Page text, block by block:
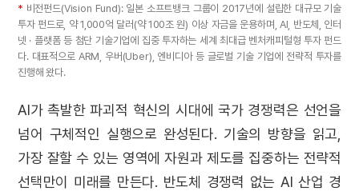
* 비전펀드(Vision Fund): 일본 소프트뱅크 그룹이 2017년에 설립한 대규모 기술
투자 펀드로, 약 1,000억 달러(약 100조 원) 이상 자금을 운용하며, AI, 반도체, 인터
넷 · 플랫폼 등 첨단 기술기업에 집중 투자하는 세계 최대급 벤처캐피털형 투자 펀드
다. 대표적으로 ARM, 우버(Uber), 엔비디아 등 글로벌 기술 기업에 전략적 투자를
진행해 왔다.
AI가 촉발한 파괴적 혁신의 시대에 국가 경쟁력은 선언을
넘어 구체적인 실행으로 완성된다. 기술의 방향을 읽고,
가장 잘할 수 있는 영역에 자원과 제도를 집중하는 전략적
선택만이 미래를 만든다. 반도체 경쟁력 없는 AI 산업 경